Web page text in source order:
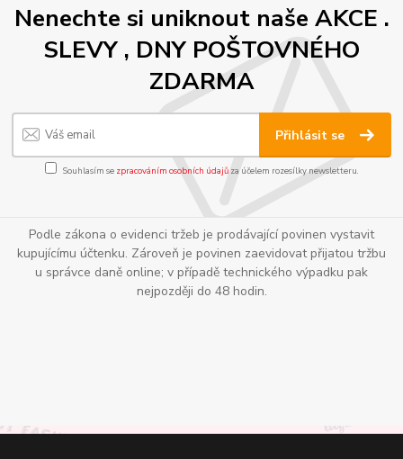
Nenechte si uniknout naše AKCE .
SLEVY , DNY POŠTOVNÉHO
ZDARMA
Přihlásit se
Souhlasím se zpracováním osobních údajůza účelem rozesílky newsletteru.
Podle zákona o evidenci tržeb je prodávající povinen vystavit
kupujícímu účtenku. Zároveň je povinen zaevidovat přijatou tržbu
u správce daně online; v případě technického výpadku pak
nejpozději do 48 hodin.